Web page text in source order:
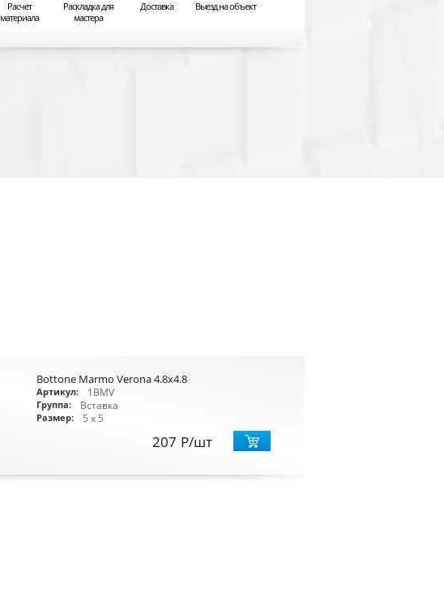
Расчет
материала
Раскладка для
мастера
Доставка Выезд на объект
Bottone Marmo Verona 4.8x4.8
Артикул: 1BMV
Группа: Вставка
Размер: 5 x 5
207 Р/шт